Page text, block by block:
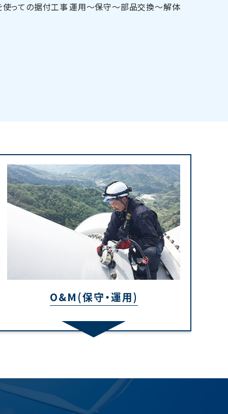
使っての据付工事運用～保守～部品交換～解体
O&M(保守・運用)